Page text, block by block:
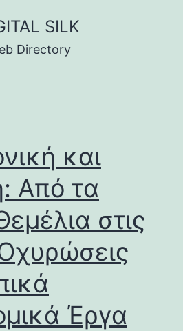
SILK
Directory
και
Από τα
στις
Έργα